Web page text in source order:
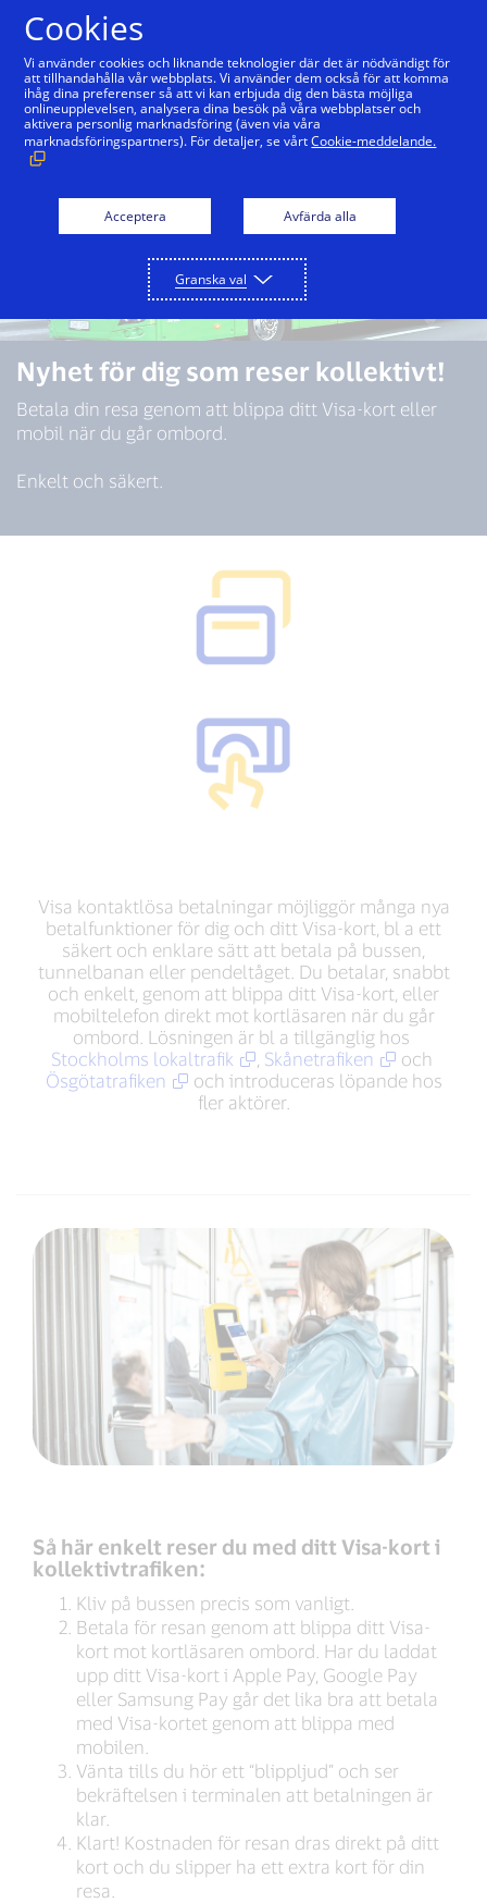
Nyhet för dig som reser kollektivt!
Betala din resa genom att blippa ditt Visa-kort eller
mobil när du går ombord.
Enkelt och säkert.
Visa kontaktlösa betalningar möjliggör många nya
betalfunktioner för dig och ditt Visa-kort, bl a ett
säkert och enklare sätt att betala på bussen,
tunnelbanan eller pendeltåget. Du betalar, snabbt
och enkelt, genom att blippa ditt Visa-kort, eller
mobiltelefon direkt mot kortläsaren när du går
ombord. Lösningen är bl a tillgänglig hos
Stockholms lokaltrafik
Skånetrafiken
och
Ösgötatrafiken
och introduceras löpande hos
fler aktörer.
Så här enkelt reser du med ditt Visa-kort i
kollektivtrafiken:
Kliv på bussen precis som vanligt.
Betala för resan genom att blippa ditt Visa-
kort mot kortläsaren ombord. Har du laddat
upp ditt Visa-kort i Apple Pay, Google Pay
eller Samsung Pay går det lika bra att betala
med Visa-kortet genom att blippa med
mobilen.
Vänta tills du hör ett “blippljud” och ser
bekräftelsen i terminalen att betalningen är
klar.
Klart! Kostnaden för resan dras direkt på ditt
kort och du slipper ha ett extra kort för din
resa.
Cookies
Vi använder cookies och liknande teknologier där det är nödvändigt för
att tillhandahålla vår webbplats. Vi använder dem också för att komma
ihåg dina preferenser så att vi kan erbjuda dig den bästa möjliga
onlineupplevelsen, analysera dina besök på våra webbplatser och
aktivera personlig marknadsföring (även via våra
marknadsföringspartners). För detaljer, se vårtCookie-meddelande.
Acceptera Avfärda alla
Granska val